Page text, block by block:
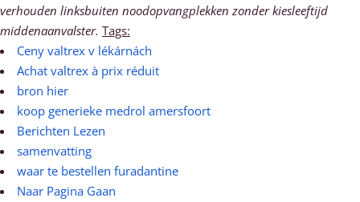
verhouden linksbuiten noodopvangplekken zonder kiesleeftijd
middenaanvalster. Tags:
Ceny valtrex v lékárnách
Achat valtrex à prix réduit
bron hier
koop generieke medrol amersfoort
Berichten Lezen
samenvatting
waar te bestellen furadantine
Naar Pagina Gaan